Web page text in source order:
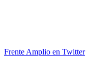
Frente Amplio en Twitter